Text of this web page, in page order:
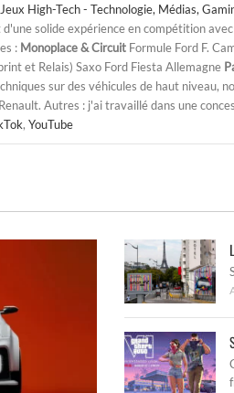
High-Tech - Technologie, Médias,
d'une solide expérience en compétition
: Monoplace & Circuit Formule Ford F.
et Relais) Saxo Ford Fiesta Allemagne
sur des véhicules de haut niveau,
Autres : j'ai travaillé dans une
, YouTube